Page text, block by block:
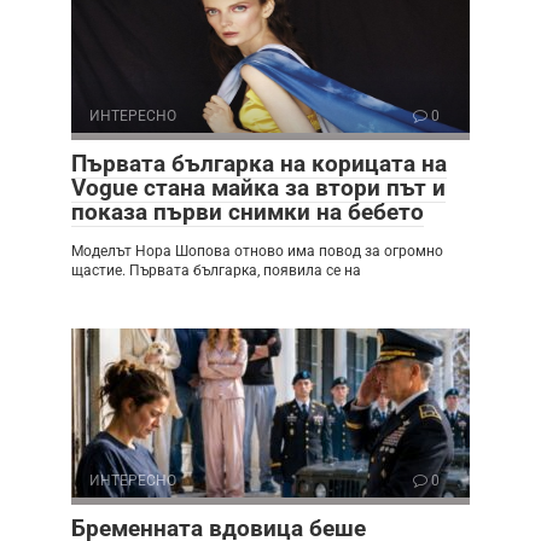
ИНТЕРЕСНО 0
Първата българка на корицата на
Vogue стана майка за втори път и
показа първи снимки на бебето
Моделът Нора Шопова отново има повод за огромно
щастие. Първата българка, появила се на
ИНТЕРЕСНО 0
Бременната вдовица беше